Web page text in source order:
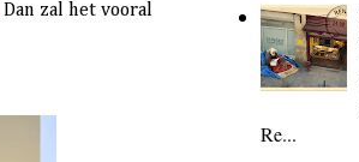
Dan zal het vooral
Re...